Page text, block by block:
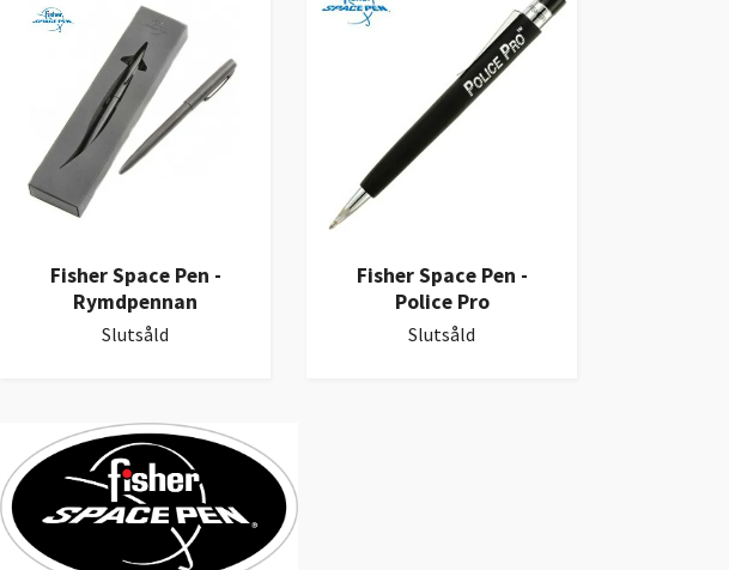
Fisher Space Pen -
Rymdpennan
Slutsåld
Fisher Space Pen -
Police Pro
Slutsåld